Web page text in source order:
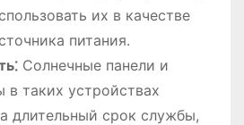
их в качестве
питания.
Солнечные панели и
в таких устройствах
длительный срок службы,